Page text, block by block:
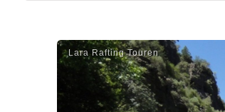
Lara Rafti̇ng Touren